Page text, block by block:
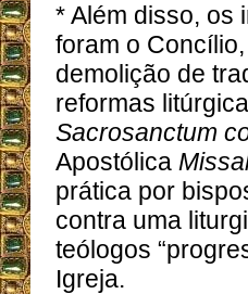
* Além disso, os
foram o
demolição de
reformas
Sacrosanctum
Apostólica
prática por
contra uma
teólogos
Igreja.